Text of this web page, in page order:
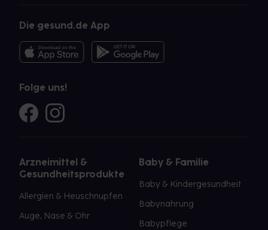
Die gesund.de App
Folge uns!
Arzneimittel &
Gesundheitsprodukte
Allergien & Heuschnupfen
Auge, Nase & Ohr
Baby & Familie
Baby & Kindergesundheit
Babynahrung
Babypflege